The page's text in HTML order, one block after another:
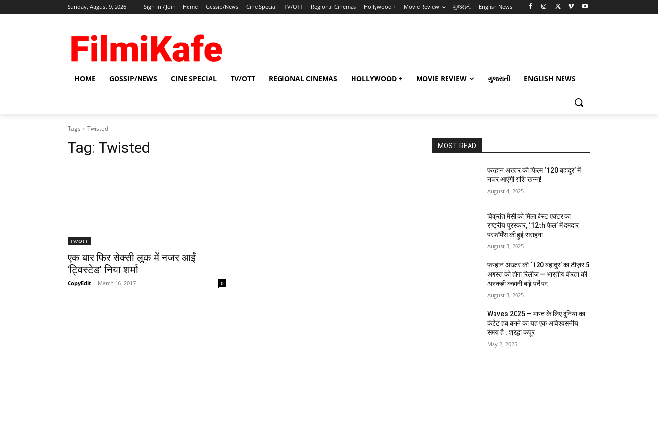
Sunday, August 9, 2026 Sign in / Join Home Gossip/News Cine Special TV/OTT Regional Cinemas Hollywood + Movie Review ગુજરાતી English News
HOME GOSSIP/NEWS CINE SPECIAL TV/OTT REGIONAL CINEMAS HOLLYWOOD + MOVIE REVIEW ગુજરાતી ENGLISH NEWS
Tags Twisted
Tag: Twisted
TV/OTT
एक बार फिर सेक्‍सी लुक में नजर आईं
‘ट्विस्‍टेड’ निया शर्मा
CopyEdit - March 16, 2017 0
MOST READ
फरहान अख्तर की फिल्म ‘120 बहादुर’ में
नजर आएंगी राशि खन्ना!
August 4, 2025
विक्रांत मैसी को मिला बेस्ट एक्टर का
राष्ट्रीय पुरस्कार, ‘12th फेल’ में दमदार
परफॉर्मेंस की हुई सराहना
August 3, 2025
फरहान अख्तर की ‘120 बहादुर’ का टीज़र 5
अगस्त को होगा रिलीज़ — भारतीय वीरता की
अनकही कहानी बड़े पर्दे पर
August 3, 2025
Waves 2025 – भारत के लिए दुनिया का
कंटेंट हब बनने का यह एक अविश्वसनीय
समय है : श्रद्धा कपूर
May 2, 2025